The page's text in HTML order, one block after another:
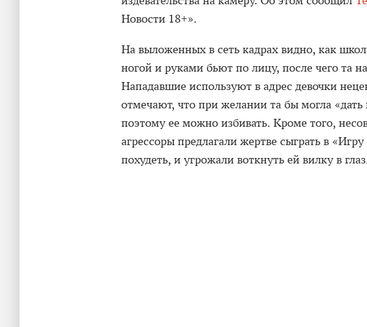
Новости 18+».
На выложенных в сеть кадрах видно, как
ногой и руками бьют по лицу, после чего та
Нападавшие используют в адрес девочки
отмечают, что при желании та бы могла «дать
поэтому ее можно избивать. Кроме того,
агрессоры предлагали жертве сыграть в
похудеть, и угрожали воткнуть ей вилку в